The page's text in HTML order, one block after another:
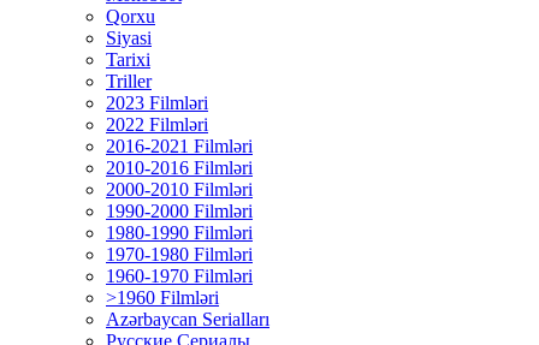
Qorxu
Siyasi
Tarixi
Triller
2023 Filmləri
2022 Filmləri
2016-2021 Filmləri
2010-2016 Filmləri
2000-2010 Filmləri
1990-2000 Filmləri
1980-1990 Filmləri
1970-1980 Filmləri
1960-1970 Filmləri
>1960 Filmləri
Azərbaycan Serialları
Русские Сериалы